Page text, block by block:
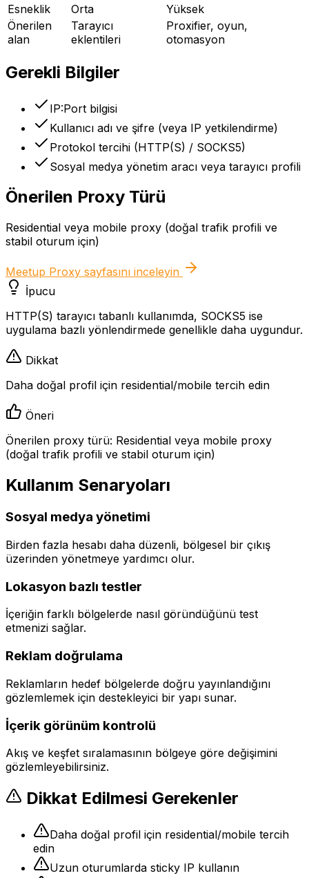
Esneklik
Orta
Yüksek
Önerilen
alan
Tarayıcı
eklentileri
Proxifier, oyun,
otomasyon
Gerekli Bilgiler
IP:Port bilgisi
Kullanıcı adı ve şifre (veya IP yetkilendirme)
Protokol tercihi (HTTP(S) / SOCKS5)
Sosyal medya yönetim aracı veya tarayıcı profili
Önerilen Proxy Türü
Residential veya mobile proxy (doğal trafik profili ve
stabil oturum için)
Meetup Proxy sayfasını inceleyin
İpucu
HTTP(S) tarayıcı tabanlı kullanımda, SOCKS5 ise
uygulama bazlı yönlendirmede genellikle daha uygundur.
Dikkat
Daha doğal profil için residential/mobile tercih edin
Öneri
Önerilen proxy türü: Residential veya mobile proxy
(doğal trafik profili ve stabil oturum için)
Kullanım Senaryoları
Sosyal medya yönetimi
Birden fazla hesabı daha düzenli, bölgesel bir çıkış
üzerinden yönetmeye yardımcı olur.
Lokasyon bazlı testler
İçeriğin farklı bölgelerde nasıl göründüğünü test
etmenizi sağlar.
Reklam doğrulama
Reklamların hedef bölgelerde doğru yayınlandığını
gözlemlemek için destekleyici bir yapı sunar.
İçerik görünüm kontrolü
Akış ve keşfet sıralamasının bölgeye göre değişimini
gözlemleyebilirsiniz.
Dikkat Edilmesi Gerekenler
Daha doğal profil için residential/mobile tercih
edin
Uzun oturumlarda sticky IP kullanın